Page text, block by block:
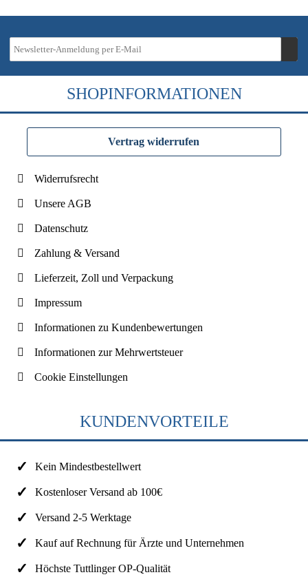
SHOPINFORMATIONEN
Vertrag widerrufen
Widerrufsrecht
Unsere AGB
Datenschutz
Zahlung & Versand
Lieferzeit, Zoll und Verpackung
Impressum
Informationen zu Kundenbewertungen
Informationen zur Mehrwertsteuer
Cookie Einstellungen
KUNDENVORTEILE
Kein Mindestbestellwert
Kostenloser Versand ab 100€
Versand 2-5 Werktage
Kauf auf Rechnung für Ärzte und Unternehmen
Höchste Tuttlinger OP-Qualität